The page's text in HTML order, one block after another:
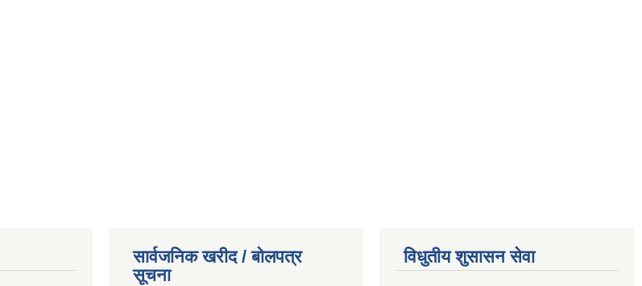
सार्वजनिक खरीद / बोलपत्र
सूचना
विधुतीय शुसासन सेवा